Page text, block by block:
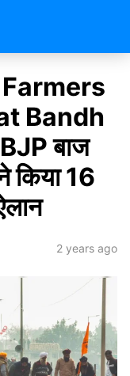
Bandh
बाज
किया 16
2 years ago